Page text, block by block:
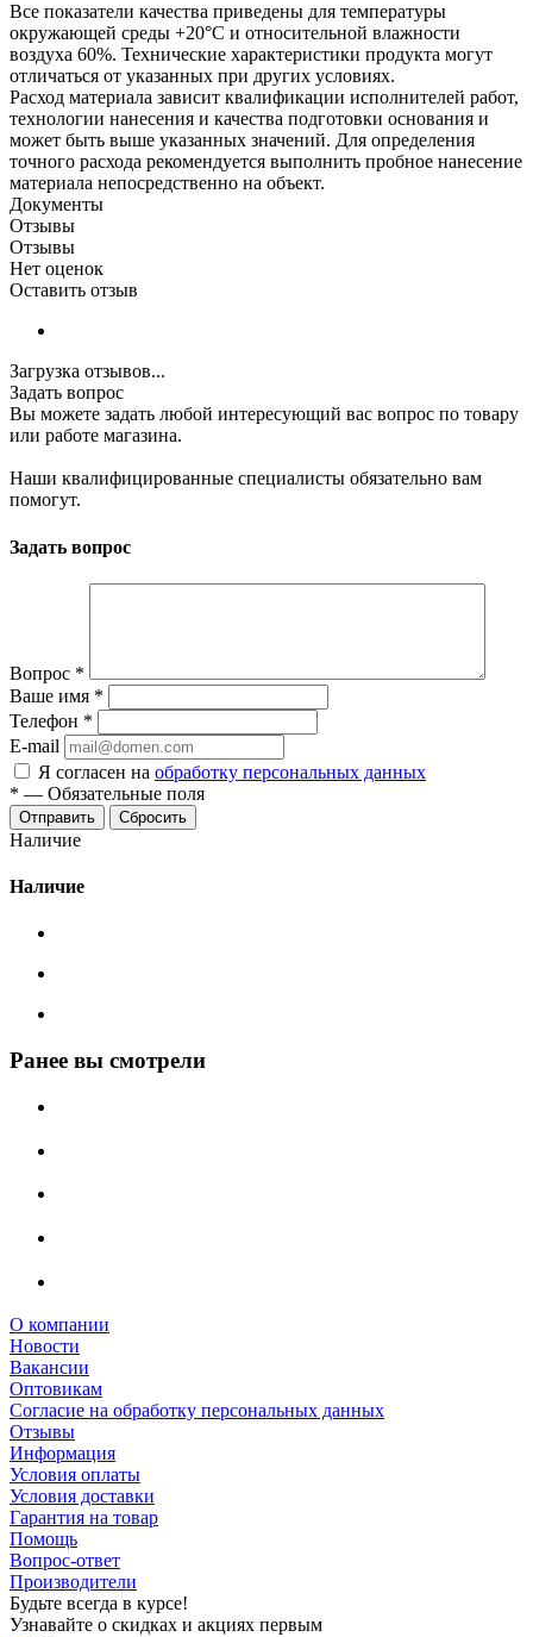
Все показатели качества приведены для температуры
окружающей среды +20°C и относительной влажности
воздуха 60%. Технические характеристики продукта могут
отличаться от указанных при других условиях.
Расход материала зависит квалификации исполнителей работ,
технологии нанесения и качества подготовки основания и
может быть выше указанных значений. Для определения
точного расхода рекомендуется выполнить пробное нанесение
материала непосредственно на объект.
Документы
Отзывы
Отзывы
Нет оценок
Оставить отзыв
Загрузка отзывов...
Задать вопрос
Вы можете задать любой интересующий вас вопрос по товару
или работе магазина.
Наши квалифицированные специалисты обязательно вам
помогут.
Задать вопрос
Вопрос *
Ваше имя *
Телефон *
E-mail
Я согласен на обработку персональных данных
* — Обязательные поля
Сбросить
Наличие
Наличие
Ранее вы смотрели
О компании
Новости
Вакансии
Оптовикам
Cогласие на обработку персональных данных
Отзывы
Информация
Условия оплаты
Условия доставки
Гарантия на товар
Помощь
Вопрос-ответ
Производители
Будьте всегда в курсе!
Узнавайте о скидках и акциях первым